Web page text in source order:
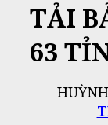
TẢI
63